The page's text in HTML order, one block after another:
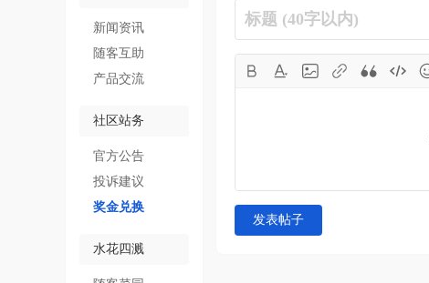
新闻资讯
随客互助
产品交流
社区站务
官方公告
投诉建议
奖金兑换
水花四溅
发表帖子